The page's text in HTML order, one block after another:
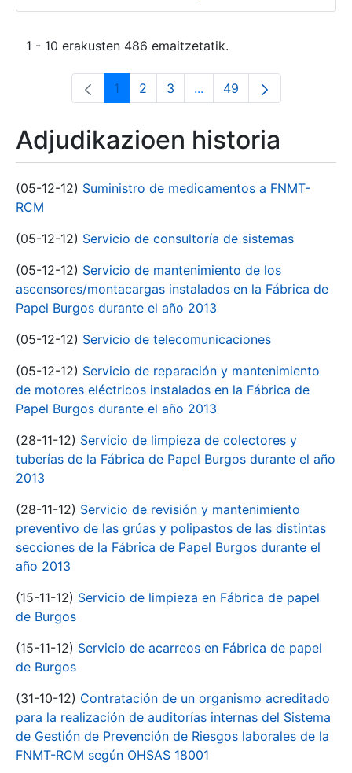
1 - 10 erakusten 486 emaitzetatik.
Orrialdea
1 Orrialdea
2 Orrialdea
3 ...Intermediate Pages Use
Orrialdea
49
Adjudikazioen historia
(05-12-12) Suministro de medicamentos a FNMT-
RCM
(05-12-12) Servicio de consultoría de sistemas
(05-12-12) Servicio de mantenimiento de los
ascensores/montacargas instalados en la Fábrica de
Papel Burgos durante el año 2013
(05-12-12) Servicio de telecomunicaciones
(05-12-12) Servicio de reparación y mantenimiento
de motores eléctricos instalados en la Fábrica de
Papel Burgos durante el año 2013
(28-11-12) Servicio de limpieza de colectores y
tuberías de la Fábrica de Papel Burgos durante el año
2013
(28-11-12) Servicio de revisión y mantenimiento
preventivo de las grúas y polipastos de las distintas
secciones de la Fábrica de Papel Burgos durante el
año 2013
(15-11-12) Servicio de limpieza en Fábrica de papel
de Burgos
(15-11-12) Servicio de acarreos en Fábrica de papel
de Burgos
(31-10-12) Contratación de un organismo acreditado
para la realización de auditorías internas del Sistema
de Gestión de Prevención de Riesgos laborales de la
FNMT-RCM según OHSAS 18001